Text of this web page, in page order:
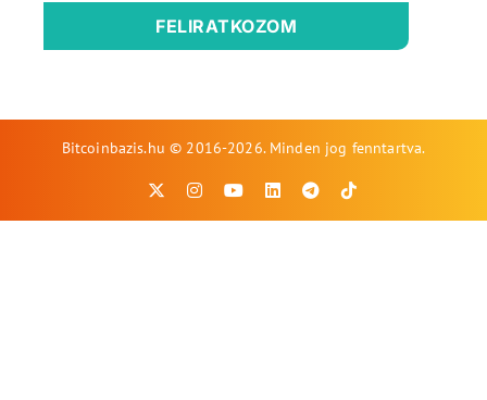
FELIRATKOZOM
Bitcoinbazis.hu © 2016-2026. Minden jog fenntartva.